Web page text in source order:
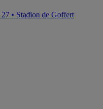
27 • Stadion de Goffert